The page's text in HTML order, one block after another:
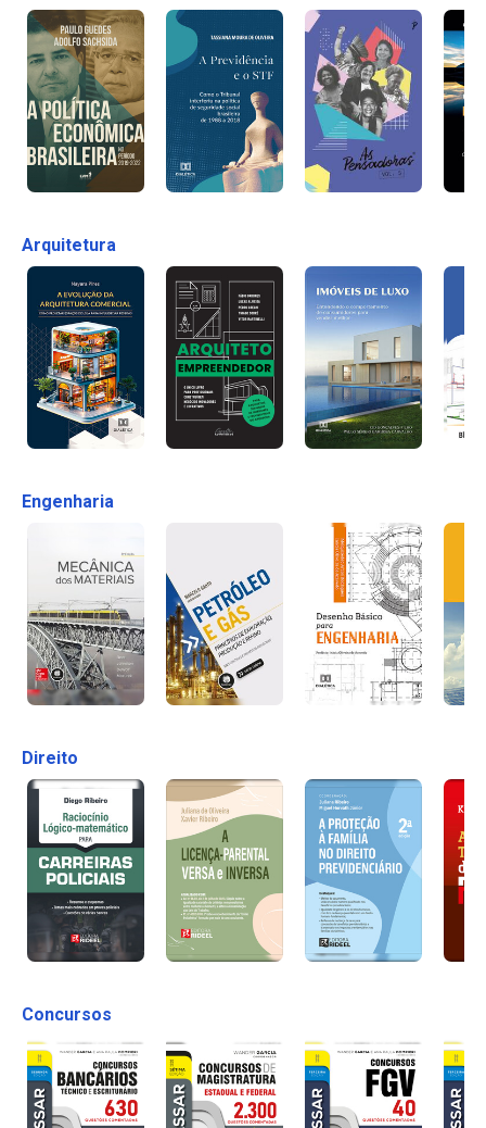
Arquitetura
Engenharia
Direito
Concursos